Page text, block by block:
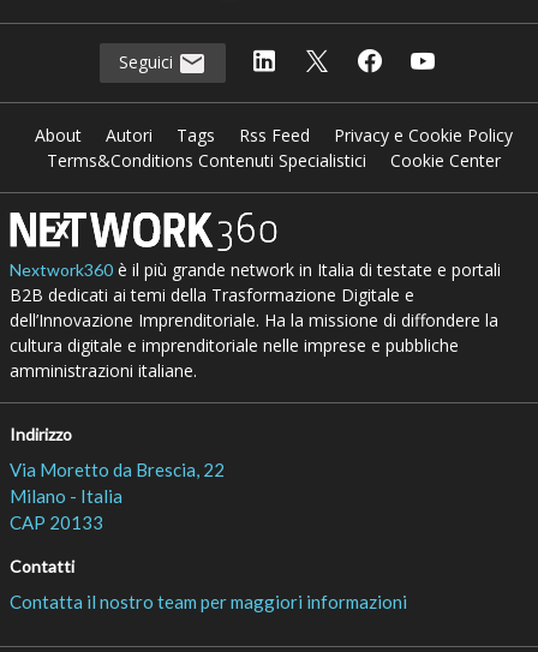
Seguici
About Autori Tags Rss Feed
Privacy e Cookie Policy
Terms&Conditions Contenuti Specialistici
Cookie Center
Nextwork360è il più grande network in Italia di testate e portali
B2B dedicati ai temi della Trasformazione Digitale e
dell’Innovazione Imprenditoriale. Ha la missione di diffondere la
cultura digitale e imprenditoriale nelle imprese e pubbliche
amministrazioni italiane.
Indirizzo
Via Moretto da Brescia, 22
Milano - Italia
CAP 20133
Contatti
Contatta il nostro team per maggiori informazioni